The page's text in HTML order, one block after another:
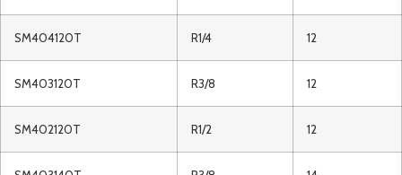
SM404120T R1/4 12
SM403120T R3/8 12
SM402120T R1/2 12